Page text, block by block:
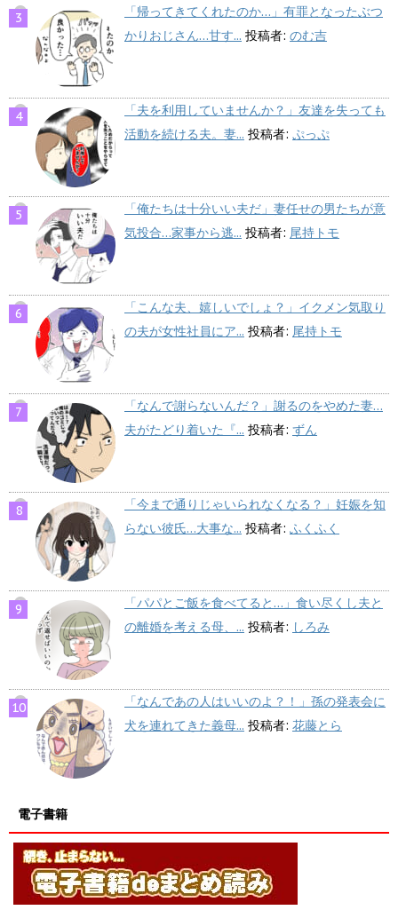
「帰ってきてくれたのか…」有罪となったぶつ
かりおじさん…甘す... 投稿者: のむ吉
「夫を利用していませんか？」友達を失っても
活動を続ける夫。妻... 投稿者: ぷっぷ
「俺たちは十分いい夫だ」妻任せの男たちが意
気投合…家事から逃... 投稿者: 尾持トモ
「こんな夫、嬉しいでしょ？」イクメン気取り
の夫が女性社員にア... 投稿者: 尾持トモ
「なんで謝らないんだ？」謝るのをやめた妻…
夫がたどり着いた『... 投稿者: ずん
「今まで通りじゃいられなくなる？」妊娠を知
らない彼氏…大事な... 投稿者: ふくふく
「パパとご飯を食べてると…」食い尽くし夫と
の離婚を考える母、... 投稿者: しろみ
「なんであの人はいいのよ？！」孫の発表会に
犬を連れてきた義母... 投稿者: 花藤とら
電子書籍